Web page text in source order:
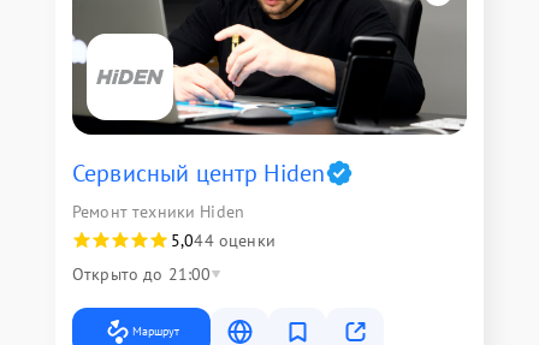
Сервисный центр Hiden
Ремонт техники Hiden
5,044 оценки
Открыто до 21:00
Маршрут